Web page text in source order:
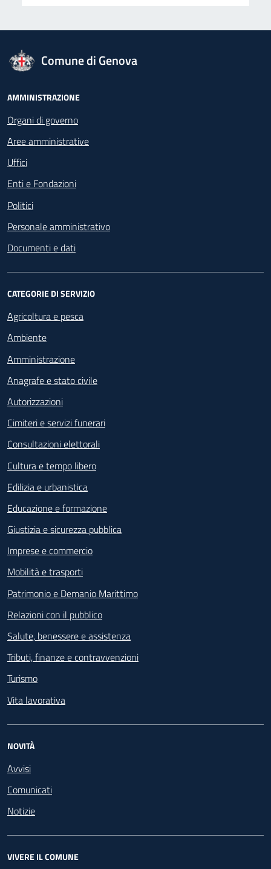
logo Unione Europea
Comune di Genova
Footer - Navigazione
AMMINISTRAZIONE
Organi di governo
Aree amministrative
Uffici
Enti e Fondazioni
Politici
Personale amministrativo
Documenti e dati
CATEGORIE DI SERVIZIO
Agricoltura e pesca
Ambiente
Amministrazione
Anagrafe e stato civile
Autorizzazioni
Cimiteri e servizi funerari
Consultazioni elettorali
Cultura e tempo libero
Edilizia e urbanistica
Educazione e formazione
Giustizia e sicurezza pubblica
Imprese e commercio
Mobilità e trasporti
Patrimonio e Demanio Marittimo
Relazioni con il pubblico
Salute, benessere e assistenza
Tributi, finanze e contravvenzioni
Turismo
Vita lavorativa
NOVITÀ
Avvisi
Comunicati
Notizie
VIVERE IL COMUNE